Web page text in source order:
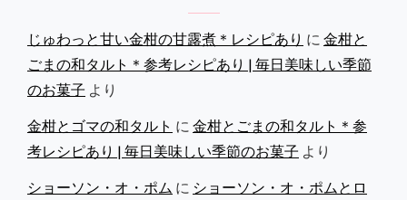
じゅわっと甘い金柑の甘露煮＊レシピあり に 金柑と
ごまの和タルト＊参考レシピあり | 毎日美味しい季節
のお菓子 より
金柑とゴマの和タルト に 金柑とごまの和タルト＊参
考レシピあり | 毎日美味しい季節のお菓子 より
ショーソン・オ・ポム に ショーソン・オ・ポムとロ